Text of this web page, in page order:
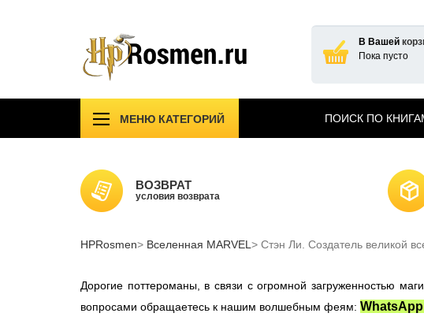
В Вашей
Пока пусто
МЕНЮ КАТЕГОРИЙ
Подарочные издания
Учебники Хогвартса
Атрибутика Гарри Поттер
Одежда Гарри
Вселенная MARVEL
Звездные войны
ПОИСК ПО
ВОЗВРАТ
условия возврата
HPRosmen Вселенная MARVEL Стэн Ли. Создатель великой
Дорогие поттероманы, в связи с огромной загруженностью
вопросами обращаетесь к нашим волшебным феям: WhatsApp